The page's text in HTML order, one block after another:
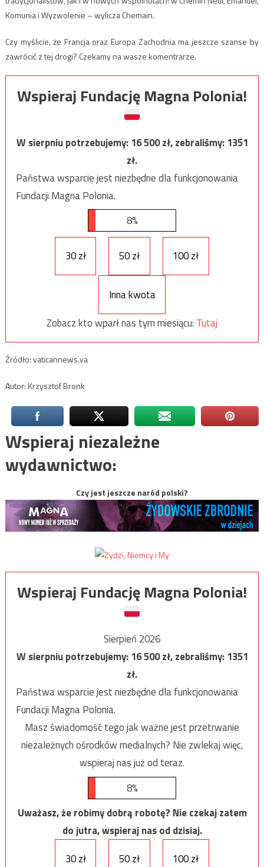
Komunia i Wyzwolenie – wylicza Chemain.
Czy myślicie, że Francja oraz Europa Zachodnia ma jeszcze szanse by
zawrócić z tej drogi? Czekamy na wasze komentrarze.
Wspieraj Fundację Magna Polonia!
W sierpniu potrzebujemy:16 500zł, zebraliśmy:1351
zł.
Państwa wsparcie jest niezbędne dla funkcjonowania
Fundacji Magna Polonia.
8%
30 zł 50 zł 100 zł
Inna kwota
Zobacz kto wparł nas tym miesiącu: Tutaj
Źródło: vaticannews.va
Autor: Krzysztof Bronk
Wspieraj niezależne
wydawnictwo:
Czy jest jeszcze naród polski?
Wspieraj Fundację Magna Polonia!
Sierpień 2026
W sierpniu potrzebujemy:16 500zł, zebraliśmy:1351
zł.
Państwa wsparcie jest niezbędne dla funkcjonowania
Fundacji Magna Polonia.
Masz świadomość tego jak ważne jest przetrwanie
niezależnych ośrodków medialnych? Nie zwlekaj więc,
wspieraj nas już od teraz.
8%
Uważasz, że robimy dobrą robotę? Nie czekaj zatem
do jutra, wspieraj nas od dzisiaj.
30 zł
50 zł 100 zł